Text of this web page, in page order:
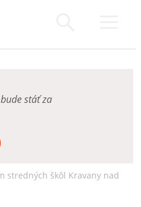
stáť za
stredných škôl Kravany nad